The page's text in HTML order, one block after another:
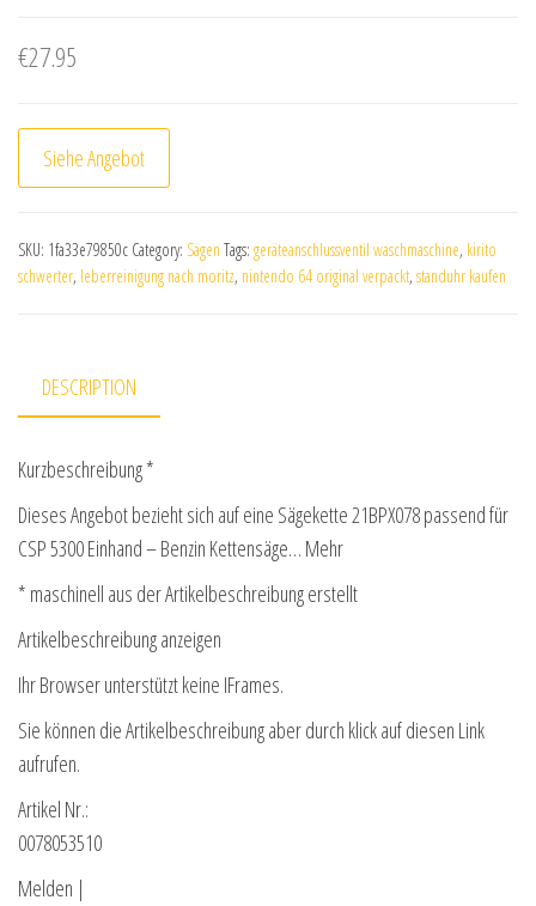
€27.95
Siehe Angebot
SKU: 1fa33e79850c Category: Sägen Tags: geräteanschlussventil waschmaschine, kirito
schwerter, leberreinigung nach moritz, nintendo 64 original verpackt, standuhr kaufen
DESCRIPTION
Kurzbeschreibung *
Dieses Angebot bezieht sich auf eine Sägekette 21BPX078 passend für
CSP 5300 Einhand – Benzin Kettensäge… Mehr
* maschinell aus der Artikelbeschreibung erstellt
Artikelbeschreibung anzeigen
Ihr Browser unterstützt keine IFrames.
Sie können die Artikelbeschreibung aber durch klick auf diesen Link
aufrufen.
Artikel Nr.:
0078053510
Melden |